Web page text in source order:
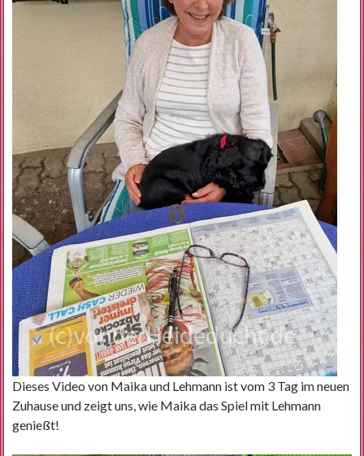
Dieses Video von Maika und Lehmann ist vom 3 Tag im neuen
Zuhause und zeigt uns, wie Maika das Spiel mit Lehmann
genießt!